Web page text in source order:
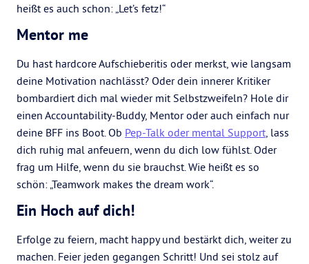
heißt es auch schon: „Let’s fetz!“
Mentor me
Du hast hardcore Aufschieberitis oder merkst, wie langsam
deine Motivation nachlässt? Oder dein innerer Kritiker
bombardiert dich mal wieder mit Selbstzweifeln? Hole dir
einen Accountability-Buddy, Mentor oder auch einfach nur
deine BFF ins Boot. Ob Pep-Talk oder mental Support, lass
dich ruhig mal anfeuern, wenn du dich low fühlst. Oder
frag um Hilfe, wenn du sie brauchst. Wie heißt es so
schön: „Teamwork makes the dream work“.
Ein Hoch auf dich!
Erfolge zu feiern, macht happy und bestärkt dich, weiter zu
machen. Feier jeden gegangen Schritt! Und sei stolz auf